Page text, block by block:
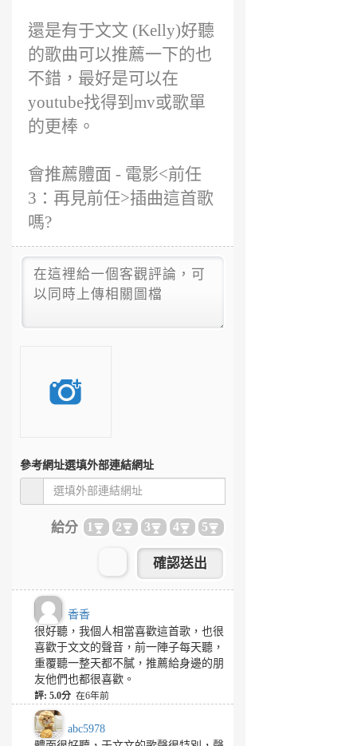
還是有于文文 (Kelly)好聽
的歌曲可以推薦一下的也
不錯，最好是可以在
youtube找得到mv或歌單
的更棒。
會推薦體面 - 電影<前任
3：再見前任>插曲這首歌
嗎?
參考網址選填外部連結網址
給分 1 2 3 4 5
香香
很好聽，我個人相當喜歡這首歌，也很
喜歡于文文的聲音，前一陣子每天聽，
重覆聽一整天都不膩，推薦給身邊的朋
友他們也都很喜歡。
評: 5.0分 在6年前
abc5978